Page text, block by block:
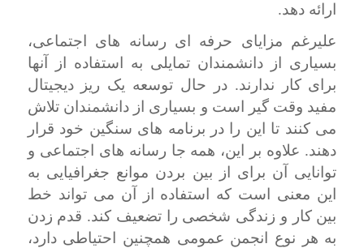
ارائه دهد.
علیرغم مزایای حرفه ای رسانه های اجتماعی،
بسیاری از دانشمندان تمایلی به استفاده از آنها
برای کار ندارند. در حال توسعه یک ریز دیجیتال
مفید وقت گیر است و بسیاری از دانشمندان تلاش
می کنند تا این را در برنامه های سنگین خود قرار
دهند. علاوه بر این، همه جا رسانه های اجتماعی و
توانایی آن برای از بین بردن موانع جغرافیایی به
این معنی است که استفاده از آن می تواند خط
بین کار و زندگی شخصی را تضعیف کند. قدم زدن
به هر نوع انجمن عمومی همچنین احتیاطی دارد،